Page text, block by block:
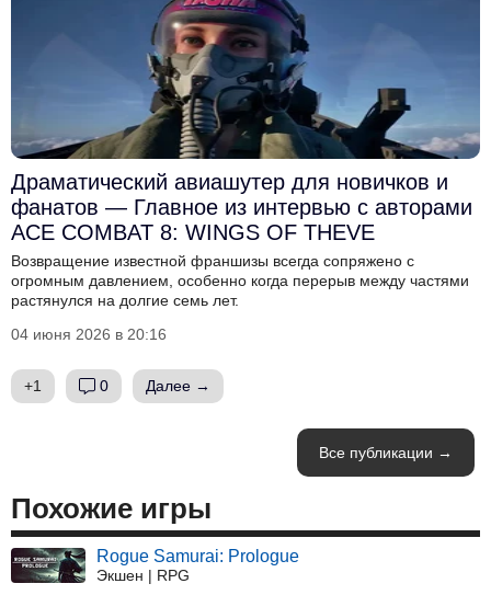
Драматический авиашутер для новичков и
фанатов — Главное из интервью с авторами
ACE COMBAT 8: WINGS OF THEVE
Возвращение известной франшизы всегда сопряжено с
огромным давлением, особенно когда перерыв между частями
растянулся на долгие семь лет.
04 июня 2026 в 20:16
+1 0 Далее →
Все публикации →
Похожие игры
Rogue Samurai: Prologue
Экшен | RPG